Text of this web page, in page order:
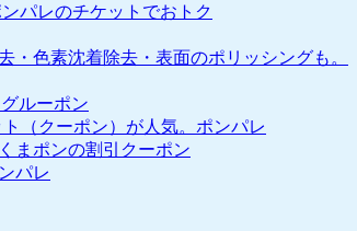
復、
容
進
に
オ
ス
パレのチケットでおトク
色素沈着除去・表面のポリッシングも。
ルーポン
（クーポン）が人気。ポンパレ
まポンの割引クーポン
パレ